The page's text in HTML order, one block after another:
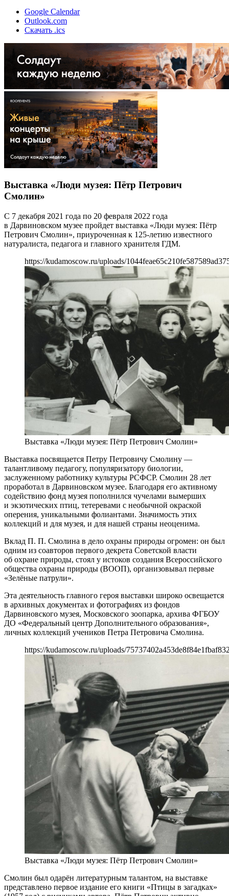
Google Calendar
Outlook.com
Скачать .ics
Выставка «Люди музея: Пётр Петрович
Смолин»
С 7 декабря 2021 года по 20 февраля 2022 года
в Дарвиновском музее пройдет выставка «Люди музея: Пётр
Петрович Смолин», приуроченная к 125-летию известного
натуралиста, педагога и главного хранителя ГДМ.
https://kudamoscow.ru/uploads/
Выставка «Люди музея: Пётр Петрович Смолин»
Выставка посвящается Петру Петровичу Смолину —
талантливому педагогу, популяризатору биологии,
заслуженному работнику культуры РСФСР. Смолин 28 лет
проработал в Дарвиновском музее. Благодаря его активному
содействию фонд музея пополнился чучелами вымерших
и экзотических птиц, тетеревами с необычной окраской
оперения, уникальными фолиантами. Значимость этих
коллекций и для музея, и для нашей страны неоценима.
Вклад П. П. Смолина в дело охраны природы огромен: он был
одним из соавторов первого декрета Советской власти
об охране природы, стоял у истоков создания Всероссийского
общества охраны природы (ВООП), организовывал первые
«Зелёные патрули».
Эта деятельность главного героя выставки широко освещается
в архивных документах и фотографиях из фондов
Дарвиновского музея, Московского зоопарка, архива ФГБОУ
ДО «Федеральный центр Дополнительного образования»,
личных коллекций учеников Петра Петровича Смолина.
https://kudamoscow.ru/uploads/
Выставка «Люди музея: Пётр Петрович Смолин»
Смолин был одарён литературным талантом, на выставке
представлено первое издание его книги «Птицы в загадках»